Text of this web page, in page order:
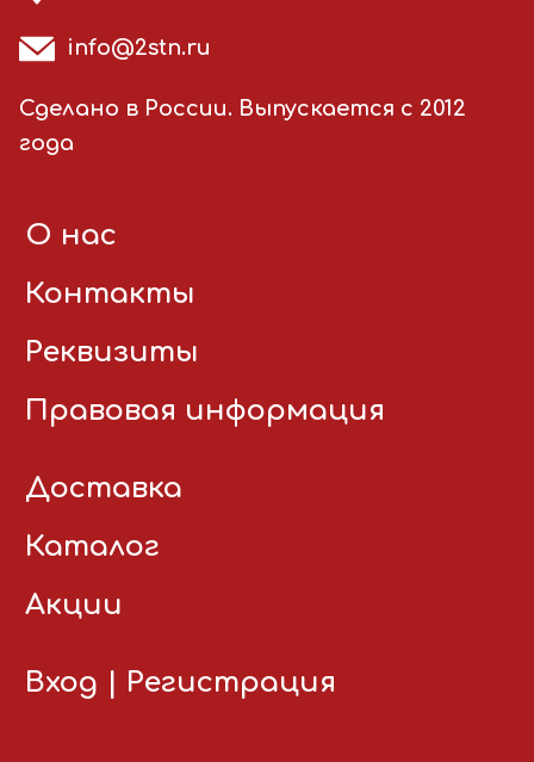
info@2stn.ru
Сделано в России. Выпускается с 2012
года
О нас
Контакты
Реквизиты
Правовая информация
Доставка
Каталог
Акции
Вход Регистрация